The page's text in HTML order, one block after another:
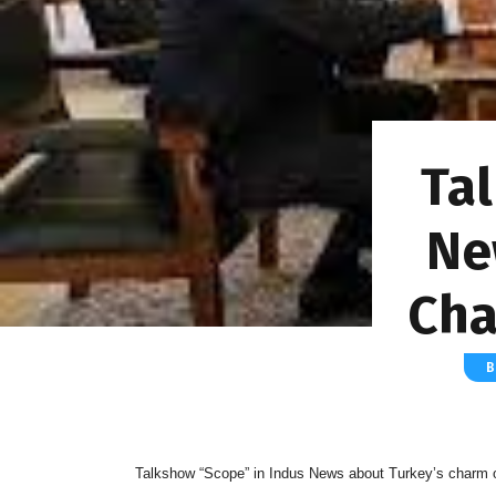
Talkshow “Scope” in Indus News about Turkey’s